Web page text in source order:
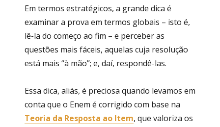
Em termos estratégicos, a grande dica é
examinar a prova em termos globais – isto é,
lê-la do começo ao fim – e perceber as
questões mais fáceis, aquelas cuja resolução
está mais “à mão”; e, daí, respondê-las.
Essa dica, aliás, é preciosa quando levamos em
conta que o Enem é corrigido com base na
Teoria da Resposta ao Item, que valoriza os